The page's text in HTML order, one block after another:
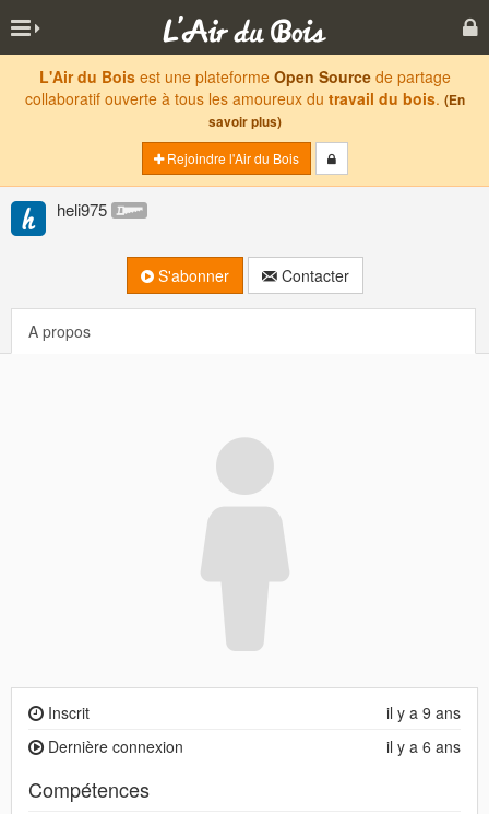
L'Air du Boisest une plateforme Open Sourcede partage
collaboratif ouverte à tous les amoureux du travail du bois. (En
savoir plus)
Rejoindre l'Air du Bois
heli975
S'abonner Contacter
A propos
il y a 9 ans
Inscrit
il y a 6 ans
Dernière connexion
Compétences